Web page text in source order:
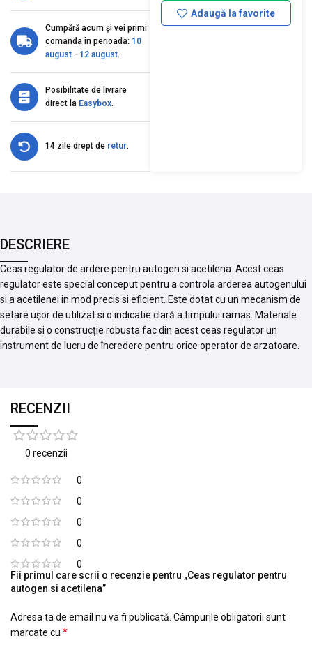
Cumpără acum și vei primi
comanda în perioada: 10
august - 12 august.
Posibilitate de livrare
direct la Easybox.
14 zile drept de retur.
Adaugă la favorite
DESCRIERE
Ceas regulator de ardere pentru autogen si acetilena. Acest ceas
regulator este special conceput pentru a controla arderea autogenului
si a acetilenei in mod precis si eficient. Este dotat cu un mecanism de
setare ușor de utilizat si o indicatie clară a timpului ramas. Materiale
durabile si o construcție robusta fac din acest ceas regulator un
instrument de lucru de încredere pentru orice operator de arzatoare.
RECENZII
0 recenzii
0
0
0
0
0
Fii primul care scrii o recenzie pentru „Ceas regulator pentru
autogen si acetilena”
Adresa ta de email nu va fi publicată. Câmpurile obligatorii sunt
marcate cu *